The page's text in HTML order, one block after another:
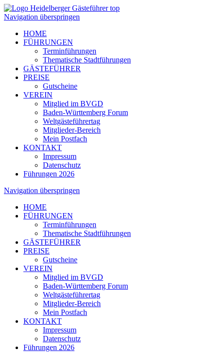
Navigation überspringen
HOME
FÜHRUNGEN
Terminführungen
Thematische Stadtführungen
GÄSTEFÜHRER
PREISE
Gutscheine
VEREIN
Mitglied im BVGD
Baden-Württemberg Forum
Weltgästeführertag
Mitglieder-Bereich
Mein Postfach
KONTAKT
Impressum
Datenschutz
Führungen 2026
Navigation überspringen
HOME
FÜHRUNGEN
Terminführungen
Thematische Stadtführungen
GÄSTEFÜHRER
PREISE
Gutscheine
VEREIN
Mitglied im BVGD
Baden-Württemberg Forum
Weltgästeführertag
Mitglieder-Bereich
Mein Postfach
KONTAKT
Impressum
Datenschutz
Führungen 2026